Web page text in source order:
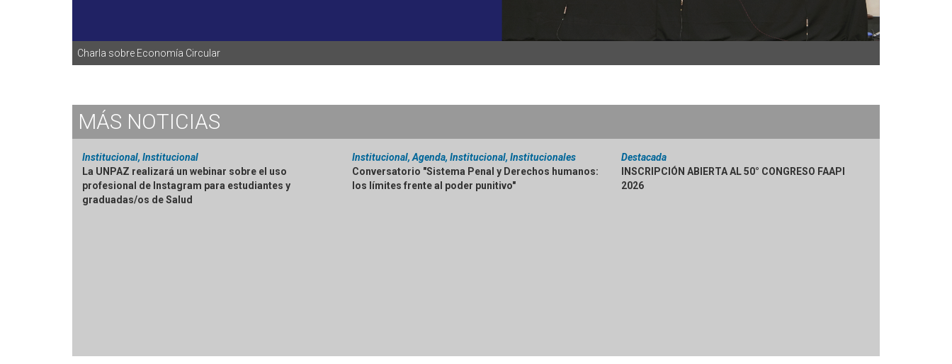
Charla sobre Economía Circular
MÁS NOTICIAS
Institucional, Institucional
La UNPAZ realizará un webinar sobre el uso
profesional de Instagram para estudiantes y
graduadas/os de Salud
Institucional, Agenda, Institucional, Institucionales
Conversatorio "Sistema Penal y Derechos humanos:
los límites frente al poder punitivo"
Destacada
INSCRIPCIÓN ABIERTA AL 50° CONGRESO FAAPI
2026